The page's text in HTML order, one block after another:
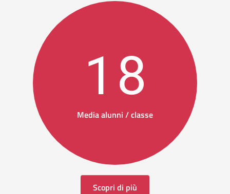
18
Media alunni / classe
Scopri di più